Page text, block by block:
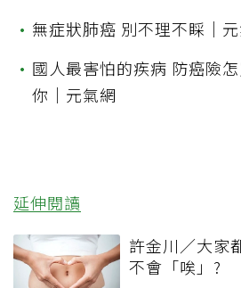
• 無症狀肺癌 別不理不睬｜
• 國人最害怕的疾病 防癌險
你｜元氣網
延伸閱讀
許金川／大家
不會「唉」?